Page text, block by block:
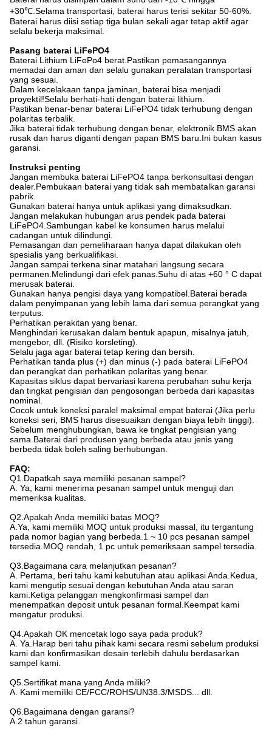
+30℃.Selama transportasi, baterai harus terisi sekitar 50-60%.
Baterai harus diisi setiap tiga bulan sekali agar tetap aktif agar
selalu bekerja maksimal.
Pasang baterai LiFePO4
Baterai Lithium LiFePo4 berat.Pastikan pemasangannya
memadai dan aman dan selalu gunakan peralatan transportasi
yang sesuai.
Dalam kecelakaan tanpa jaminan, baterai bisa menjadi
proyektil!Selalu berhati-hati dengan baterai lithium.
Pastikan benar-benar baterai LiFePO4 tidak terhubung dengan
polaritas terbalik.
Jika baterai tidak terhubung dengan benar, elektronik BMS akan
rusak dan harus diganti dengan papan BMS baru.Ini bukan kasus
garansi.
Instruksi penting
Jangan membuka baterai LiFePO4 tanpa berkonsultasi dengan
dealer.Pembukaan baterai yang tidak sah membatalkan garansi
pabrik.
Gunakan baterai hanya untuk aplikasi yang dimaksudkan.
Jangan melakukan hubungan arus pendek pada baterai
LiFePO4.Sambungan kabel ke konsumen harus melalui
cadangan untuk dilindungi.
Pemasangan dan pemeliharaan hanya dapat dilakukan oleh
spesialis yang berkualifikasi.
Jangan sampai terkena sinar matahari langsung secara
permanen.Melindungi dari efek panas.Suhu di atas +60 ° C dapat
merusak baterai.
Gunakan hanya pengisi daya yang kompatibel.Baterai berada
dalam penyimpanan yang lebih lama dari semua perangkat yang
terputus.
Perhatikan perakitan yang benar.
Menghindari kerusakan dalam bentuk apapun, misalnya jatuh,
mengebor, dll. (Risiko korsleting).
Selalu jaga agar baterai tetap kering dan bersih.
Perhatikan tanda plus (+) dan minus (-) pada baterai LiFePO4
dan perangkat dan perhatikan polaritas yang benar.
Kapasitas siklus dapat bervariasi karena perubahan suhu kerja
dan tingkat pengisian dan pengosongan berbeda dari kapasitas
nominal.
Cocok untuk koneksi paralel maksimal empat baterai (Jika perlu
koneksi seri, BMS harus disesuaikan dengan biaya lebih tinggi).
Sebelum menghubungkan, bawa ke tingkat pengisian yang
sama.Baterai dari produsen yang berbeda atau jenis yang
berbeda tidak boleh saling berhubungan.
FAQ:
Q1.Dapatkah saya memiliki pesanan sampel?
A. Ya, kami menerima pesanan sampel untuk menguji dan
memeriksa kualitas.
Q2.Apakah Anda memiliki batas MOQ?
A.Ya, kami memiliki MOQ untuk produksi massal, itu tergantung
pada nomor bagian yang berbeda.1 ~ 10 pcs pesanan sampel
tersedia.MOQ rendah, 1 pc untuk pemeriksaan sampel tersedia.
Q3.Bagaimana cara melanjutkan pesanan?
A. Pertama, beri tahu kami kebutuhan atau aplikasi Anda.Kedua,
kami mengutip sesuai dengan kebutuhan Anda atau saran
kami.Ketiga pelanggan mengkonfirmasi sampel dan
menempatkan deposit untuk pesanan formal.Keempat kami
mengatur produksi.
Q4.Apakah OK mencetak logo saya pada produk?
A. Ya.Harap beri tahu pihak kami secara resmi sebelum produksi
kami dan konfirmasikan desain terlebih dahulu berdasarkan
sampel kami.
Q5.Sertifikat mana yang Anda miliki?
A. Kami memiliki CE/FCC/ROHS/UN38.3/MSDS... dll.
Q6.Bagaimana dengan garansi?
A.2 tahun garansi.